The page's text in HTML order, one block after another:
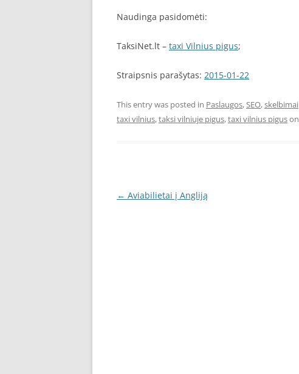
Naudinga pasidomėti:
TaksiNet.lt – taxi Vilnius pigus;
Straipsnis parašytas: 2015-01-22
This entry was posted in Paslaugos,SEO,skelbimai
taxi vilnius,taksi vilniuje pigus,taxi vilnius piguson
Post
← Aviabilietai į Angliją